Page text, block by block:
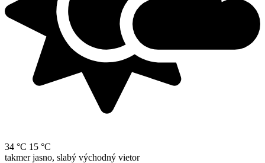
34 °C 15 °C
takmer jasno, slabý východný vietor